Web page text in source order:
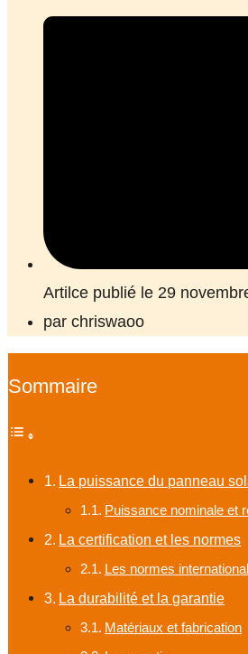
Artilce publié le 29
par chriswaoo
Sommaire
La puissance du panneau
Puissance nominale et
La certification et les normes
Les normes
La durabilité et la garantie
Matériaux et fabrication